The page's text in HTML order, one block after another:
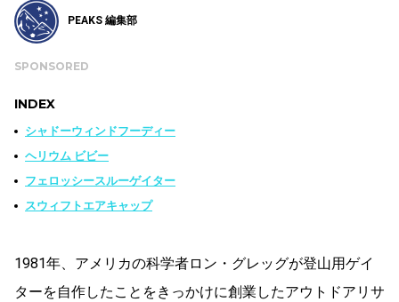
PEAKS 編集部
SPONSORED
INDEX
シャドーウィンドフーディー
ヘリウム ビビー
フェロッシースルーゲイター
スウィフトエアキャップ
1981年、アメリカの科学者ロン・グレッグが登山用ゲイ
ターを自作したことをきっかけに創業したアウトドアリサ